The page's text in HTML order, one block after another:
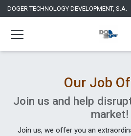
DOGER TECHNOLOGY DEVELOPMENT, S.A.
Our Job
Join us and help
market!
Join us, we offer you an